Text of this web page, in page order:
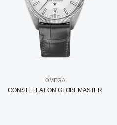
OMEGA
CONSTELLATION GLOBEMASTER